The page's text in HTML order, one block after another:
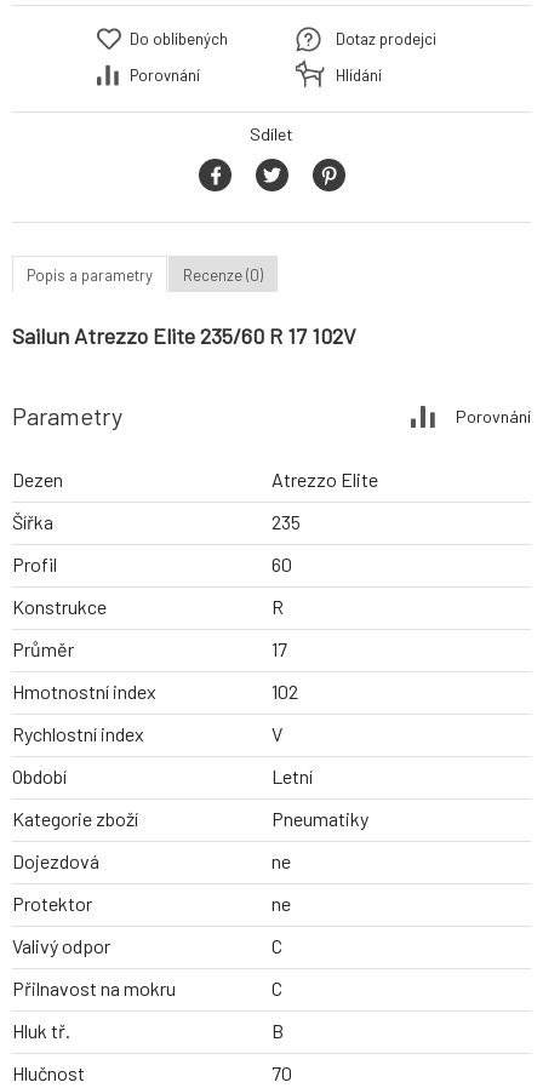
Do oblíbených
Porovnání
Dotaz prodejci
Hlídání
Sdílet
Popis a parametry Recenze (0)
Sailun Atrezzo Elite 235/60 R 17 102V
Parametry Porovnání
Dezen
Atrezzo Elite
Šířka
235
Profil
60
Konstrukce
R
Průměr
17
Hmotnostní index
102
Rychlostní index
V
Období
Letní
Kategorie zboží
Pneumatiky
Dojezdová
ne
Protektor
ne
Valivý odpor
C
Přilnavost na mokru
C
Hluk tř.
B
Hlučnost
70